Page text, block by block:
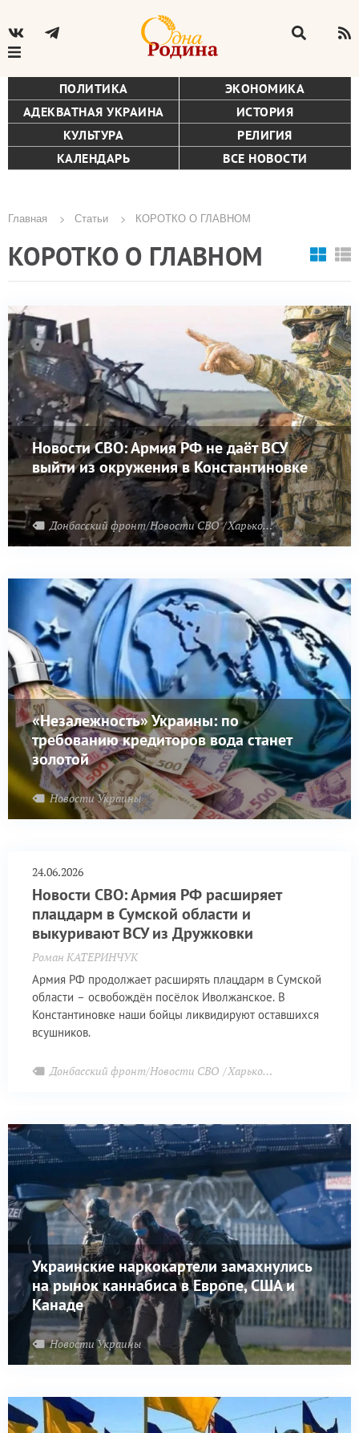
ПОЛИТИКА
ЭКОНОМИКА
АДЕКВАТНАЯ УКРАИНА
ИСТОРИЯ
КУЛЬТУРА
РЕЛИГИЯ
КАЛЕНДАРЬ
ВСЕ НОВОСТИ
Строка
навигации
Главная Статьи КОРОТКО О ГЛАВНОМ
КОРОТКО О ГЛАВНОМ
Новости СВО: Армия РФ не даёт ВСУ
выйти из окружения в Константиновке
Донбасский фронт/Новости СВО Харьковский фронт
«Незалежность» Украины: по
требованию кредиторов вода станет
золотой
Новости Украины
24.06.2026
Новости СВО: Армия РФ расширяет
плацдарм в Сумской области и
выкуривают ВСУ из Дружковки
Роман КАТЕРИНЧУК
Армия РФ продолжает расширять плацдарм в Сумской
области – освобождён посёлок Иволжанское. В
Константиновке наши бойцы ликвидируют оставшихся
всушников.
Донбасский фронт/Новости СВО Харьковский фронт
Украинские наркокартели замахнулись
на рынок каннабиса в Европе, США и
Канаде
Новости Украины